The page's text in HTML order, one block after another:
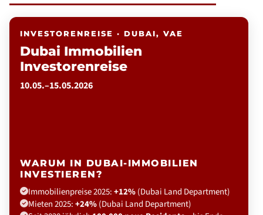
INVESTORENREISE · DUBAI, VAE
Dubai Immobilien
Investorenreise
10.05.–15.05.2026
WARUM IN DUBAI-IMMOBILIEN
INVESTIEREN?
Immobilienpreise 2025:+12%(Dubai Land Department)
Mieten 2025:+24%(Dubai Land Department)